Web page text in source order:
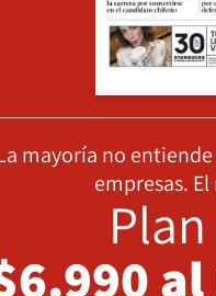
mayoría no
empresas.